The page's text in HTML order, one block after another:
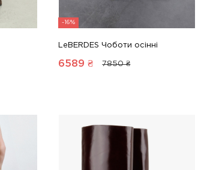
-16%
LeBERDES Чоботи осінні
6589 ₴ 7850 ₴